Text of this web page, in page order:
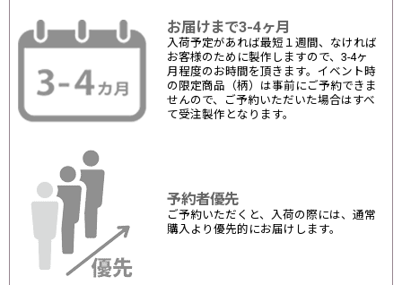
お届けまで3-4ヶ月
入荷予定があれば最短１週間、なければ
お客様のために製作しますので、3-4ヶ
月程度のお時間を頂きます。イベント時
の限定商品（柄）は事前にご予約できま
せんので、ご予約いただいた場合はすべ
て受注製作となります。
予約者優先
ご予約いただくと、入荷の際には、通常
購入より優先的にお届けします。